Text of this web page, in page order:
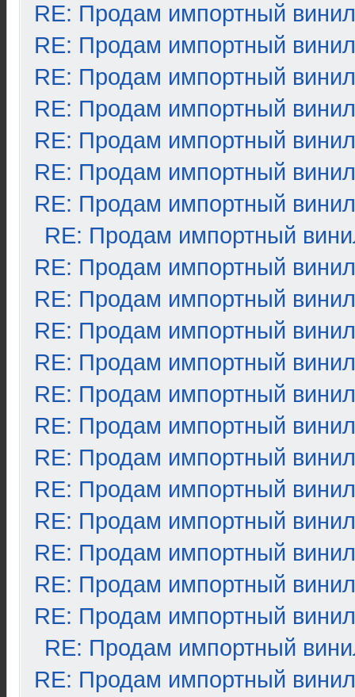
RE: Продам импортный винил
RE: Продам импортный винил
RE: Продам импортный винил
RE: Продам импортный винил
RE: Продам импортный винил
RE: Продам импортный винил
RE: Продам импортный винил
RE: Продам импортный
RE: Продам импортный винил
RE: Продам импортный винил
RE: Продам импортный винил
RE: Продам импортный винил
RE: Продам импортный винил
RE: Продам импортный винил
RE: Продам импортный винил
RE: Продам импортный винил
RE: Продам импортный винил
RE: Продам импортный винил
RE: Продам импортный винил
RE: Продам импортный винил
RE: Продам импортный
RE: Продам импортный винил